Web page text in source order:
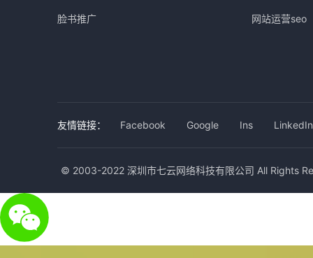
脸书推广 网站运营seo
友情链接： Facebook Google Ins LinkedIn
© 2003-2022 深圳市七云网络科技有限公司 All Rights